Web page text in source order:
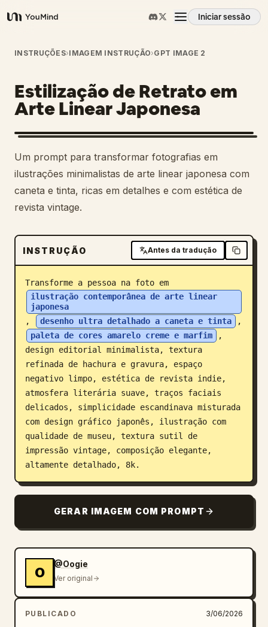
YouMind
Iniciar sessão
Visão geral
Casos de uso
Habilidades
Prompts
Preços
Transferir
Blogue
Atualizações
INSTRUÇÕES›IMAGEM INSTRUÇÃO›GPT IMAGE 2
Estilização de Retrato em
Arte Linear Japonesa
Um prompt para transformar fotografias em
ilustrações minimalistas de arte linear japonesa com
caneta e tinta, ricas em detalhes e com estética de
revista vintage.
INSTRUÇÃO Antes da tradução
Transforme a pessoa na foto em
ilustração contemporânea de arte linear
japonesa
,
desenho ultra detalhado a caneta e tinta
paleta de cores amarelo creme e marfim
,
design editorial minimalista, textura
refinada de hachura e gravura, espaço
negativo limpo, estética de revista indie,
atmosfera literária suave, traços faciais
delicados, simplicidade escandinava misturada
com design gráfico japonês, ilustração com
qualidade de museu, textura sutil de
impressão vintage, composição elegante,
altamente detalhado, 8k.
GERAR IMAGEM COM PROMPT
O
@Oogie
Ver original
PUBLICADO 3/06/2026